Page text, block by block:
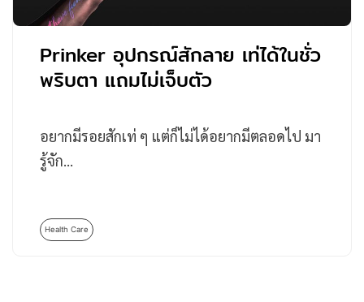
Prinker อุปกรณ์สักลาย เท่ได้ในชั่ว
พริบตา แถมไม่เจ็บตัว
อยากมีรอยสักเท่ ๆ แต่ก็ไม่ได้อยากมีตลอดไป มา
รู้จัก…
Health Care